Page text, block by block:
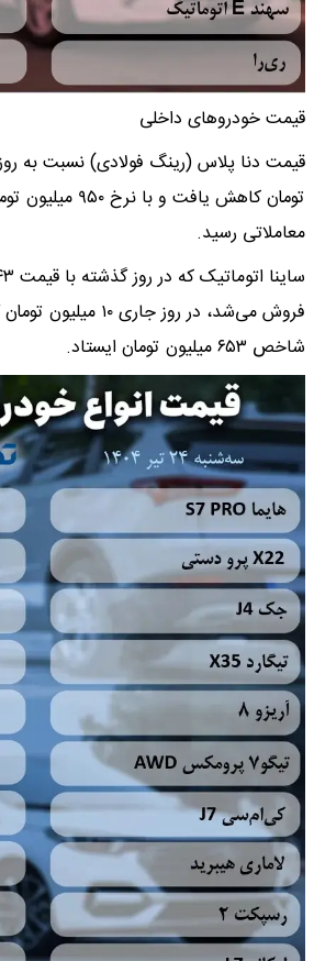
قیمت خودروهای داخلی
قیمت دنا پلاس (رینگ فولادی) نسبت به
تومان کاهش یافت و
معاملاتی رسید.
فروش می‌شد، در روز
شاخص ۶۵۳ میلیون تومان ایستاد.